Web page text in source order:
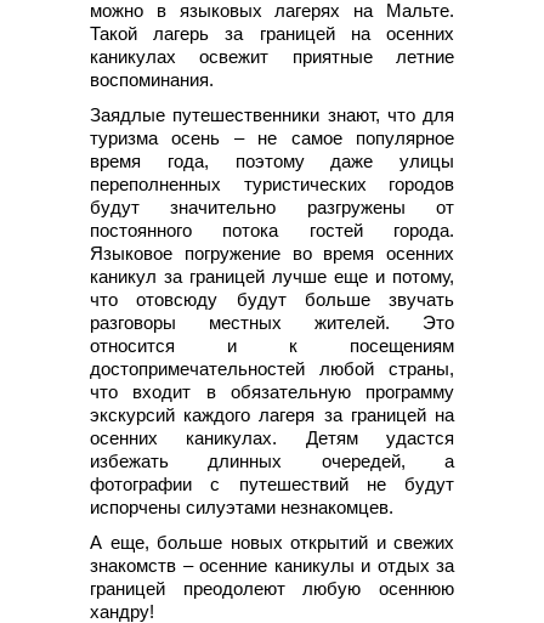
можно в языковых лагерях на Мальте.
Такой лагерь за границей на осенних
каникулах освежит приятные летние
воспоминания.
Заядлые путешественники знают, что для
туризма осень – не самое популярное
время года, поэтому даже улицы
переполненных туристических городов
будут значительно разгружены от
постоянного потока гостей города.
Языковое погружение во время осенних
каникул за границей лучше еще и потому,
что отовсюду будут больше звучать
разговоры местных жителей. Это
относится и к посещениям
достопримечательностей любой страны,
что входит в обязательную программу
экскурсий каждого лагеря за границей на
осенних каникулах. Детям удастся
избежать длинных очередей, а
фотографии с путешествий не будут
испорчены силуэтами незнакомцев.
А еще, больше новых открытий и свежих
знакомств – осенние каникулы и отдых за
границей преодолеют любую осеннюю
хандру!